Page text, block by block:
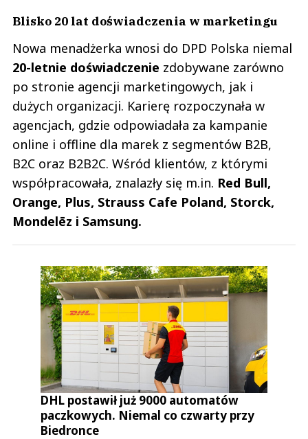
Blisko 20 lat doświadczenia w marketingu
Nowa menadżerka wnosi do DPD Polska niemal
20-letnie doświadczenie zdobywane zarówno
po stronie agencji marketingowych, jak i
dużych organizacji. Karierę rozpoczynała w
agencjach, gdzie odpowiadała za kampanie
online i offline dla marek z segmentów B2B,
B2C oraz B2B2C. Wśród klientów, z którymi
współpracowała, znalazły się m.in. Red Bull,
Orange, Plus, Strauss Cafe Poland, Storck,
Mondelēz i Samsung.
DHL postawił już 9000 automatów
paczkowych. Niemal co czwarty przy
Biedronce